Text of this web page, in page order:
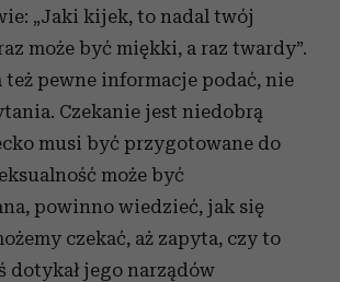
te informacje z innymi danymi
lub uzyskanymi podczas
usług.
„Jaki kijek, to nadal twój
może być miękki, a raz twardy”.
też pewne informacje podać, nie
Czekanie jest niedobrą
musi być przygotowane do
może być
powinno wiedzieć, jak się
czekać, aż zapyta, czy to
dotykał jego narządów